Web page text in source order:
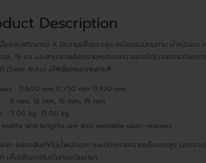
Description
นื้อพลาสติกเกรด A มีความแข็งแรงสูง เหนียวแน่นทนทาน น้ำหนักเบ
ล, 19 มล และสามารถผลิตความหนาและความยาวได้ตามความต้อง
(Semi Auto) มีให้เลือกหลากหลายสี
: 0.600 mm 0.750 mm 0.100 mm
9 mm, 12 mm, 15 mm, 19 mm
: 7.00 kg.-15.00 kg.
and lengths are also available upon request.
เลท กล่องสินค้าที่มีน้ำหนักมาก และต้องการความแข็งแรงสูง นอกจา
เพื่อใช้ในการโปรโมทและโฆษณา